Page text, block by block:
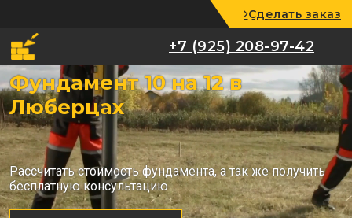
+7 (925) 208-97-42
Сделать заказ
+7 (925) 208-97-42
Фундамент 10 на 12 в
Люберцах
Рассчитать стоимость фундамента, а так же получить
бесплатную консультацию